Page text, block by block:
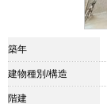
築年
建物種別/構造
階建